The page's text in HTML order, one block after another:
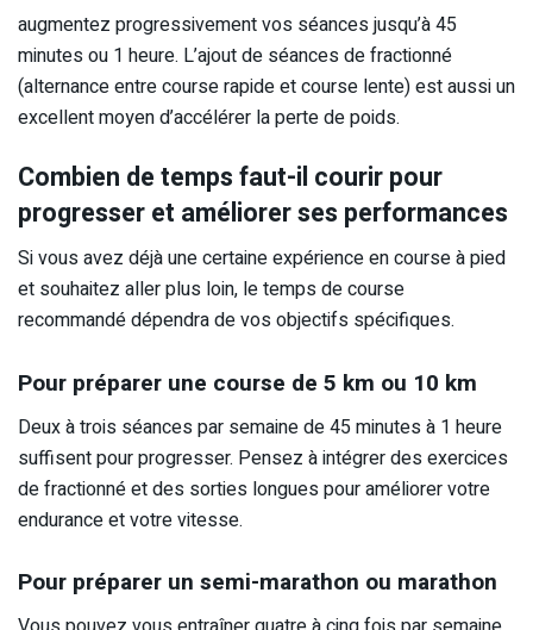
augmentez progressivement vos séances jusqu’à 45
minutes ou 1 heure. L’ajout de séances de fractionné
(alternance entre course rapide et course lente) est aussi un
excellent moyen d’accélérer la perte de poids.
Combien de temps faut-il courir pour
progresser et améliorer ses performances
Si vous avez déjà une certaine expérience en course à pied
et souhaitez aller plus loin, le temps de course
recommandé dépendra de vos objectifs spécifiques.
Pour préparer une course de 5 km ou 10 km
Deux à trois séances par semaine de 45 minutes à 1 heure
suffisent pour progresser. Pensez à intégrer des exercices
de fractionné et des sorties longues pour améliorer votre
endurance et votre vitesse.
Pour préparer un semi-marathon ou marathon